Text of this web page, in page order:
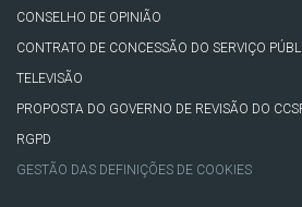
CONSELHO DE OPINIÃO
CONTRATO DE CONCESSÃO DO SERVIÇO
TELEVISÃO
PROPOSTA DO GOVERNO DE REVISÃO DO
RGPD
GESTÃO DAS DEFINIÇÕES DE COOKIES